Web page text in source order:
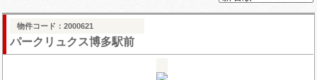
物件コード：2000621
パークリュクス博多駅前